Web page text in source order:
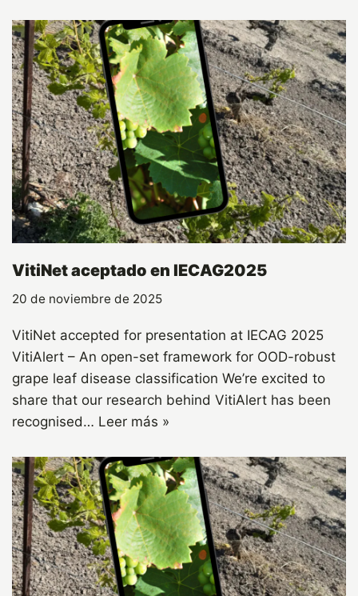
VitiNet aceptado en IECAG2025
20 de noviembre de 2025
VitiNet accepted for presentation at IECAG 2025
VitiAlert – An open-set framework for OOD-robust
grape leaf disease classification We’re excited to
share that our research behind VitiAlert has been
recognised… Leer más »